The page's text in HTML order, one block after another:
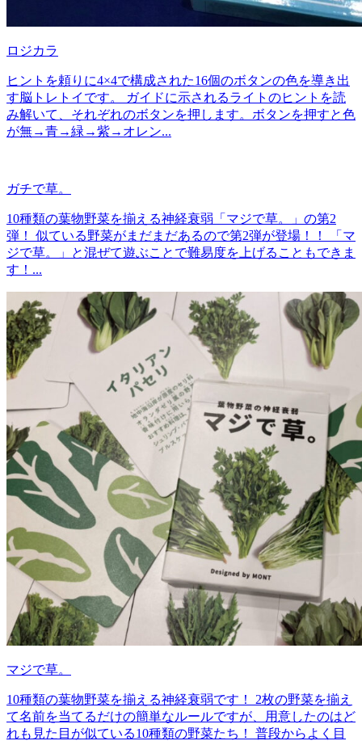
ロジカラ
ヒントを頼りに4×4で構成された16個のボタンの色を導き出
す脳トレトイです。 ガイドに示されるライトのヒントを読
み解いて、それぞれのボタンを押します。ボタンを押すと色
が無→青→緑→紫→オレン...
ガチで草。
10種類の葉物野菜を揃える神経衰弱「マジで草。」の第2
弾！ 似ている野菜がまだまだあるので第2弾が登場！！ 「マ
ジで草。」と混ぜて遊ぶことで難易度を上げることもできま
す！...
マジで草。
10種類の葉物野菜を揃える神経衰弱です！ 2枚の野菜を揃え
て名前を当てるだけの簡単なルールですが、用意したのはど
れも見た目が似ている10種類の野菜たち！ 普段からよく目